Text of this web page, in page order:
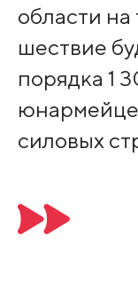
области
шествие
порядка 1
силовых